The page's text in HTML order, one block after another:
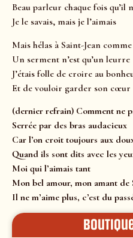
Beau parleur chaque fois qu’il
Je le savais, mais je l’aimais
Mais hélas à Saint-Jean
Un serment n’est qu’un leurre
J’étais folle de croire au
Et de vouloir garder son cœur
(dernier refrain) Comment ne
Serrée par des bras audacieux
Car l’on croit toujours aux
Quand ils sont dits avec les
Moi qui l’aimais tant
Mon bel amour, mon amant de
Il ne m’aime plus, c’est du